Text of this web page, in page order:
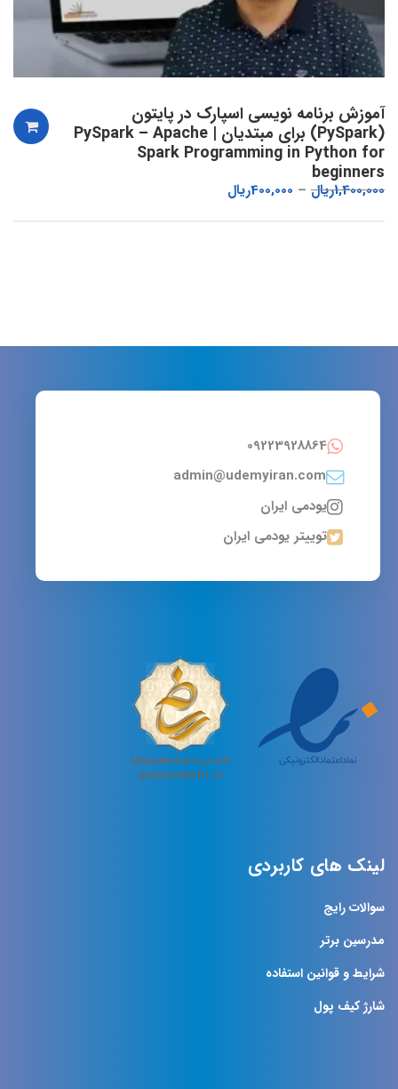
آموزش برنامه نویسی اسپارک در پایتون
(PySpark) برای مبتدیان | PySpark – Apache
Spark Programming in Python for
beginners
1,400,000ریال 400,000ریال
09223928864
admin@udemyiran.com
یودمی ایران
توییتر یودمی ایران
لینک های کاربردی
سوالات رایج
مدرسین برتر
شرایط و قوانین استفاده
شارژ کیف پول